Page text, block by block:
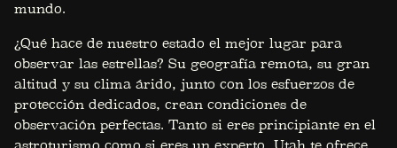
mundo.
¿Qué hace de nuestro estado el mejor lugar para
observar las estrellas? Su geografía remota, su gran
altitud y su clima árido, junto con los esfuerzos de
protección dedicados, crean condiciones de
observación perfectas. Tanto si eres principiante en el